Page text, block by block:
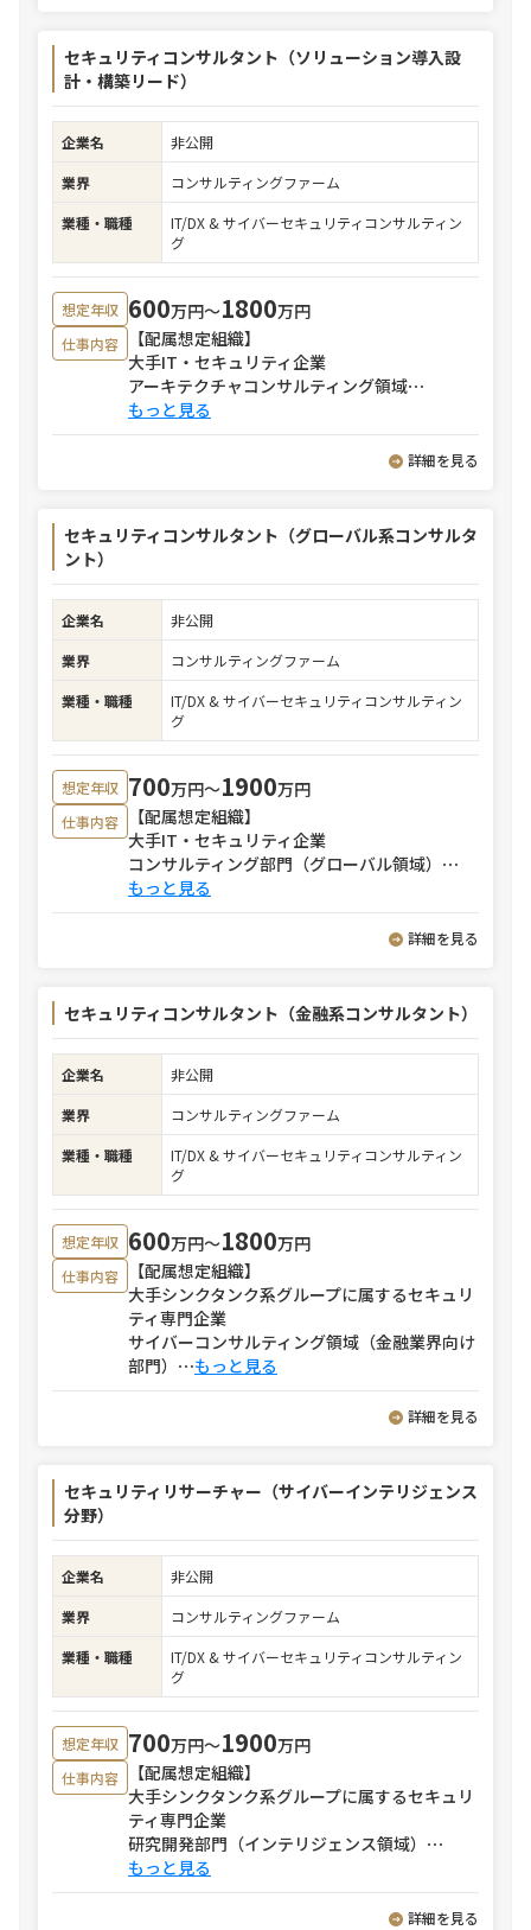
セキュリティコンサルタント（ソリューション導入設
計・構築リード）
企業名
非公開
業界
コンサルティングファーム
業種・職種
IT/DX & サイバーセキュリティコンサルティン
グ
想定年収 600万円〜1800万円
仕事内容
【配属想定組織】
大手IT・セキュリティ企業
アーキテクチャコンサルティング領域⋯
もっと見る
詳細を見る
セキュリティコンサルタント（グローバル系コンサルタ
ント）
企業名
非公開
業界
コンサルティングファーム
業種・職種
IT/DX & サイバーセキュリティコンサルティン
グ
想定年収 700万円〜1900万円
仕事内容
【配属想定組織】
大手IT・セキュリティ企業
コンサルティング部門（グローバル領域） ⋯
もっと見る
詳細を見る
セキュリティコンサルタント（金融系コンサルタント）
企業名
非公開
業界
コンサルティングファーム
業種・職種
IT/DX & サイバーセキュリティコンサルティン
グ
想定年収 600万円〜1800万円
仕事内容
【配属想定組織】
大手シンクタンク系グループに属するセキュリ
ティ専門企業
サイバーコンサルティング領域（金融業界向け
部門） ⋯もっと見る
詳細を見る
セキュリティリサーチャー（サイバーインテリジェンス
分野）
企業名
非公開
業界
コンサルティングファーム
業種・職種
IT/DX & サイバーセキュリティコンサルティン
グ
想定年収 700万円〜1900万円
仕事内容
【配属想定組織】
大手シンクタンク系グループに属するセキュリ
ティ専門企業
研究開発部門（インテリジェンス領域） ⋯
もっと見る
詳細を見る